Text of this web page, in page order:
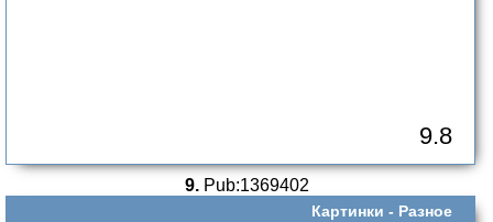
9.8
9.Pub:1369402
Картинки - Разное